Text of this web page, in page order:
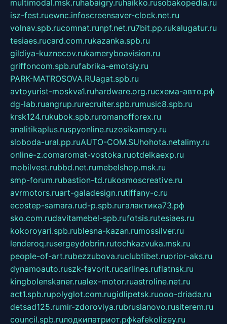
multimodal.msk.ruhabaigry.ruhaikko.rusobakopedia.ru
isz-fest.ruewnc.infoscreensaver-clock.net.ru
volnav.spb.rucomnat.runpf.net.ru7bit.pp.rukalugatur.ru
tesiaes.rucard.com.rukazanka.spb.ru
gildiya-kuznecov.rukameryboavision.ru
griffoncom.spb.rufabrika-emotsiy.ru
PARK-MATROSOVA.RUagat.spb.ru
avtoyurist-moskva1.ruhardware.org.ruсхема-авто.рф
dg-lab.ruangrup.rurecruiter.spb.rumusic8.spb.ru
krsk124.rukubok.spb.ruromanofforex.ru
analitikaplus.ruspyonline.ruzosikamery.ru
sloboda-ural.pp.ruAUTO-COM.SUhohota.netalimy.ru
online-z.comaromat-vostoka.ruotdelkaexp.ru
mobilvest.rubbd.net.rumebelshop.msk.ru
smp-forum.rubastion-td.rukosmoscreative.ru
avrmotors.ruart-galadesign.rutiffany-c.ru
ecostep-samara.rud-p.spb.ruгалактика73.рф
sko.com.rudavitamebel-spb.rufotsis.rutesiaes.ru
kokoroyari.spb.rublesna-kazan.rumossilver.ru
lenderoq.rusergeydobrin.rutochkazvuka.msk.ru
people-of-art.rubezzubova.ruclubtibet.ruorior-aks.ru
dynamoauto.ruszk-favorit.rucarlines.ruflatnsk.ru
kingbolenskaner.rualex-motor.ruastroline.net.ru
act1.spb.rupolyglot.com.rugidlipetsk.ruooo-driada.ru
detsad125.rumir-zdoroviya.rubruslanovo.rusiterem.ru
council.spb.ruлодкипатриот.рфkafekolizey.ru